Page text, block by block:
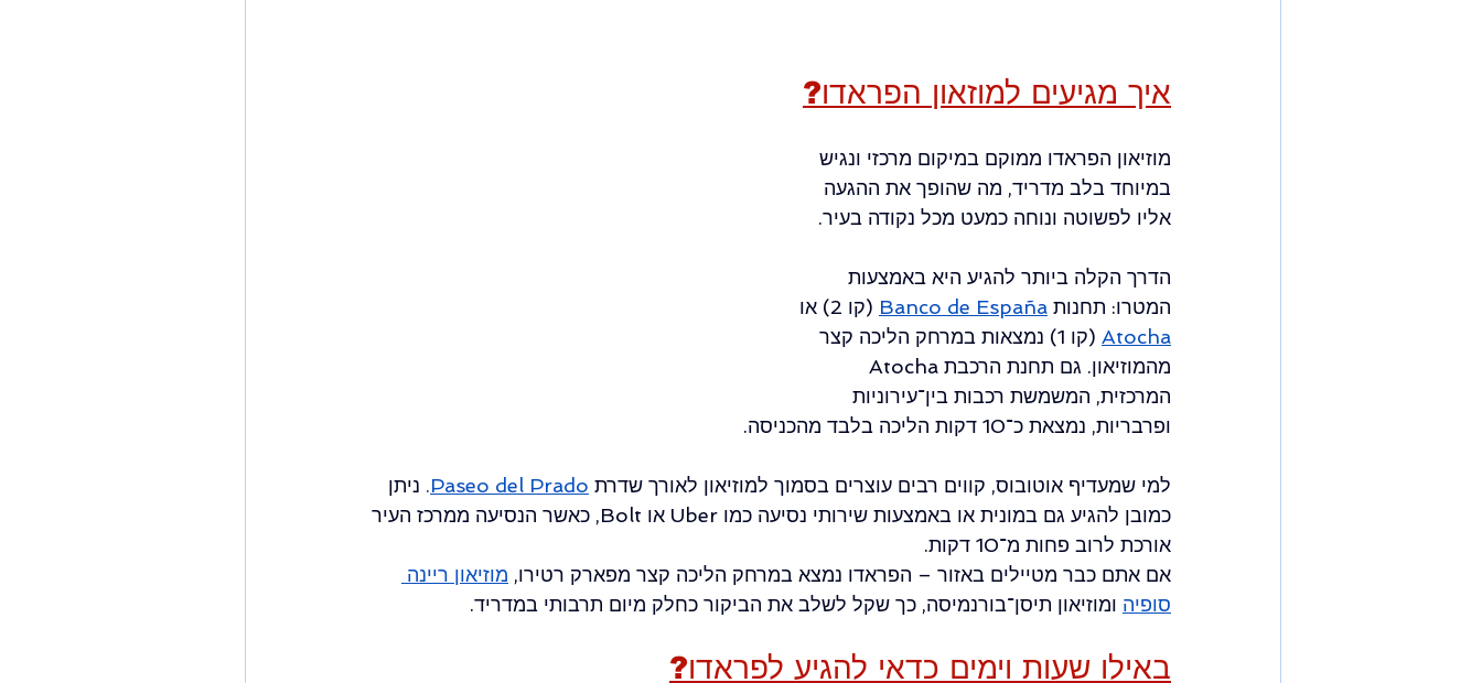
איך מגיעים למוזאון הפראדו?
מוזיאון הפראדו ממוקם במיקום מרכזי ונגיש
במיוחד בלב מדריד, מה שהופך את ההגעה
אליו לפשוטה ונוחה כמעט מכל נקודה בעיר.
הדרך הקלה ביותר להגיע היא באמצעות
המטרו: תחנות Banco de España (קו 2) או
Atocha
(קו 1) נמצאות במרחק הליכה קצר
המרכזית, המשמשת רכבות בין־עירוניות
ופרבריות, נמצאת כ־10 דקות הליכה בלבד מהכניסה.
למי שמעדיף אוטובוס, קווים רבים עוצרים בסמוך למוזיאון לאורך שדרת Paseo del Prado
. ניתן
כמובן להגיע גם במונית או באמצעות שירותי נסיעה כמו Uber או Bolt, כאשר הנסיעה ממרכז העיר
אורכת לרוב פחות מ־10 דקות.
אם אתם כבר מטיילים באזור – הפראדו נמצא במרחק הליכה קצר מפארק רטירו, מוזיאון ריינה
סופיה ומוזיאון תיסן־בורנמיסה, כך שקל לשלב את הביקור כחלק מיום תרבותי במדריד.
באילו שעות וימים כדאי להגיע לפראדו?